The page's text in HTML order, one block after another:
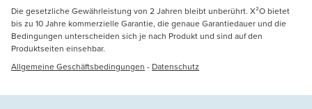
Die gesetzliche Gewährleistung von 2 Jahren bleibt unberührt. X²O bietet
bis zu 10 Jahre kommerzielle Garantie, die genaue Garantiedauer und die
Bedingungen unterscheiden sich je nach Produkt und sind auf den
Produktseiten einsehbar.
Allgemeine Geschäftsbedingungen - Datenschutz